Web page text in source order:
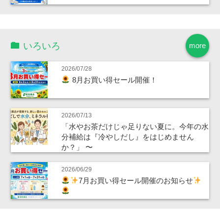
more
いろいろ
2026/07/28
8月お買い得セール開催！
2026/07/13
「水やお茶だけじゃ足りない夏に。今年の水
分補給は『冷やしだし』をはじめません
か？」 〜
2026/06/29
7月お買い得セール開催のお知らせ